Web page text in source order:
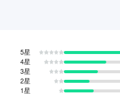
5星
4星
3星
2星
1星